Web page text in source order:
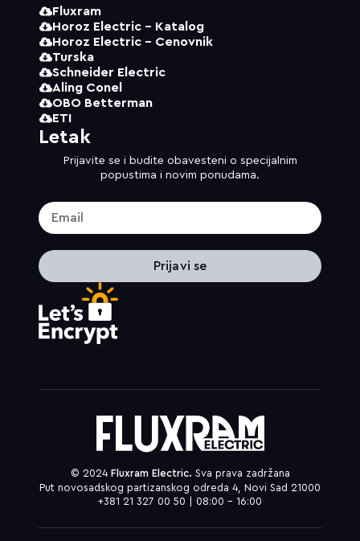
Fluxram
Horoz Electric - Katalog
Horoz Electric - Cenovnik
Turska
Schneider Electric
Aling Conel
OBO Betterman
ETI
Letak
Prijavite se i budite obavesteni o specijalnim
popustima i novim ponudama.
Prijavi se
© 2024 Fluxram Electric. Sva prava zadržana
Put novosadskog partizanskog odreda 4, Novi Sad 21000
+381 21 327 00 50 | 08:00 – 16:00